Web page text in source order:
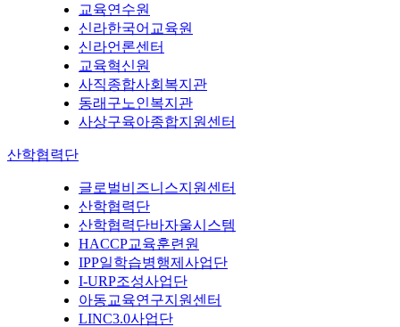
교육연수원
신라한국어교육원
신라언론센터
교육혁신원
사직종합사회복지관
동래구노인복지관
사상구육아종합지원센터
산학협력단
글로벌비즈니스지원센터
산학협력단
산학협력단바자울시스템
HACCP교육훈련원
IPP일학습병행제사업단
I-URP조성사업단
아동교육연구지원센터
LINC3.0사업단